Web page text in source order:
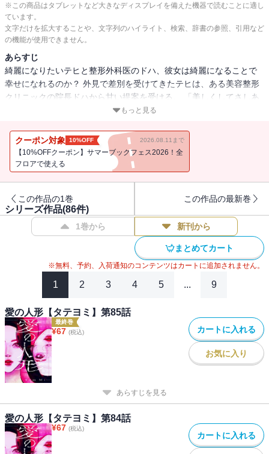
※この商品はタブレットなど大きなディスプレイを備えた機器で読むことに適し
ています。
文字だけを拡大することや、文字列のハイライト、検索、辞書の参照、引用など
の機能が使用できません。
あらすじ
綺麗になりたいテヒと整形外科医のドハ、彼女は綺麗になることで
幸せになれるのか？ 外見で差別を受けてきたテヒは、ある美容整形
クリニックの院長ドハから甘い提案を受ける。 「美しくしてさしあ
げます。」 幸せへ通じる近道だと思ったテヒは、その提案を受け入
るのか？
もっと見る
クーポン対象 10%OFF 2026.08.11まで
【10%OFFクーポン】サマーブックフェス2026！全
フロアで使える
この作品の1巻 この作品の最新巻
シリーズ作品(86件)
1巻から 新刊から
まとめてカート
※無料、予約、入荷通知のコンテンツはカートに追加されません。
1 2 3 4 5 ... 9
愛の人形【タテヨミ】第85話
最終巻
¥67 (税込) カートに入れる
お気に入り
あらすじを見る
愛の人形【タテヨミ】第84話
¥67 (税込)
カートに入れる